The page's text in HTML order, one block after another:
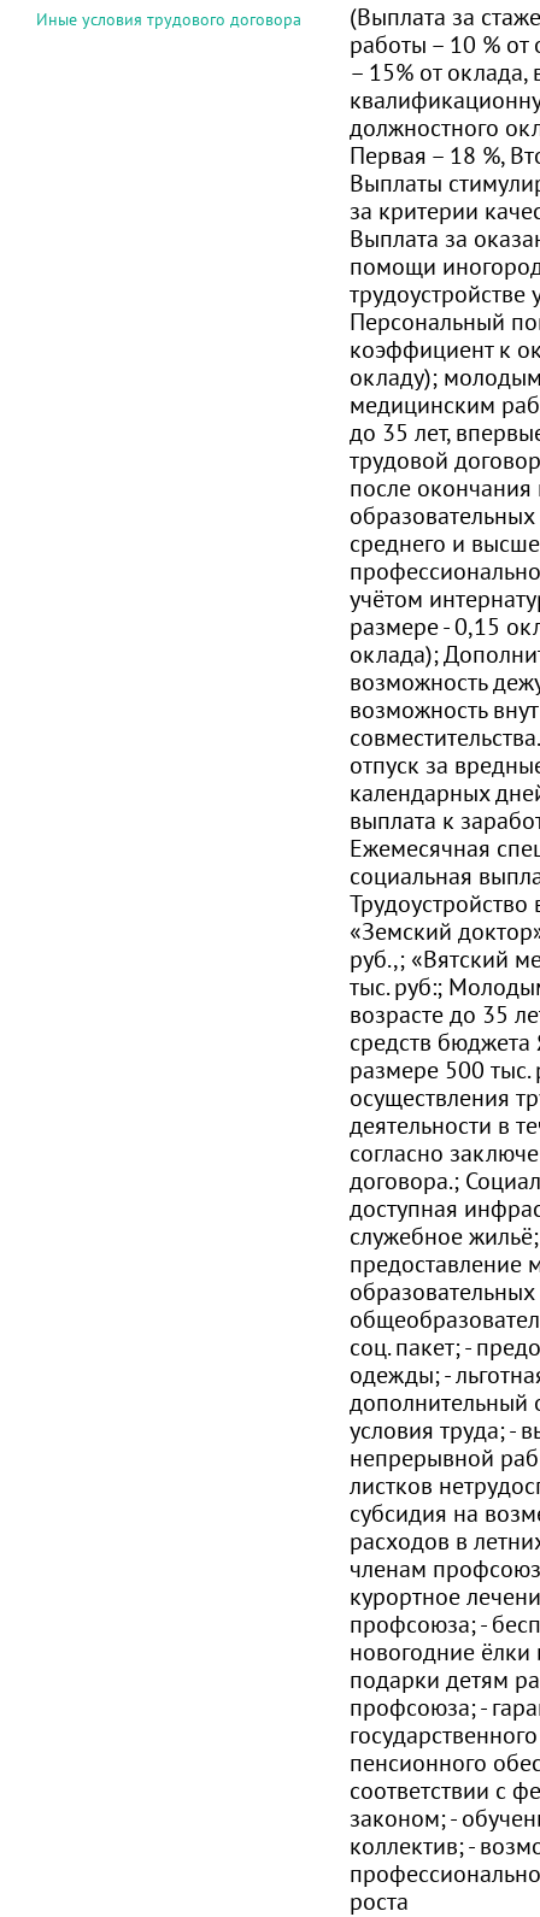
Иные условия трудового договора
(Выплата за
работы – 10 % от
– 15% от оклада,
должностного
Первая – 18 %,
Выплаты
за критерии
Выплата за
помощи
трудоустройстве
Персональный
коэффициент к
окладу);
медицинским
до 35 лет,
трудовой
после окончания
среднего и
учётом
размере - 0,15
оклада);
возможность
возможность
отпуск за
календарных
выплата к
Ежемесячная
социальная
«Земский
руб.,; «Вятский
тыс. руб:;
возрасте до 35
средств бюджета
размере 500 тыс.
осуществления
деятельности в
согласно
договора.;
доступная
служебное
предоставление
соц. пакет; -
одежды; -
дополнительный
условия труда; -
непрерывной
листков
субсидия на
расходов в
членам
курортное
профсоюза; -
новогодние
подарки детям
профсоюза; -
пенсионного
соответствии с
законом; -
коллектив; -
роста